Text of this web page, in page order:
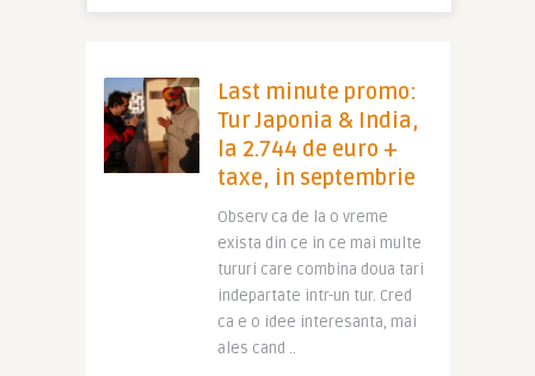
Last minute promo:
Tur Japonia & India,
la 2.744 de euro +
taxe, in septembrie
Observ ca de la o vreme
exista din ce in ce mai multe
tururi care combina doua tari
indepartate intr-un tur. Cred
ca e o idee interesanta, mai
ales cand ..